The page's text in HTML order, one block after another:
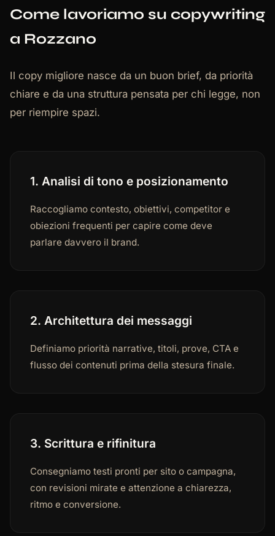
Come lavoriamo su copywriting
a Rozzano
Il copy migliore nasce da un buon brief, da priorità
chiare e da una struttura pensata per chi legge, non
per riempire spazi.
1. Analisi di tono e posizionamento
Raccogliamo contesto, obiettivi, competitor e
obiezioni frequenti per capire come deve
parlare davvero il brand.
2. Architettura dei messaggi
Definiamo priorità narrative, titoli, prove, CTA e
flusso dei contenuti prima della stesura finale.
3. Scrittura e rifinitura
Consegniamo testi pronti per sito o campagna,
con revisioni mirate e attenzione a chiarezza,
ritmo e conversione.